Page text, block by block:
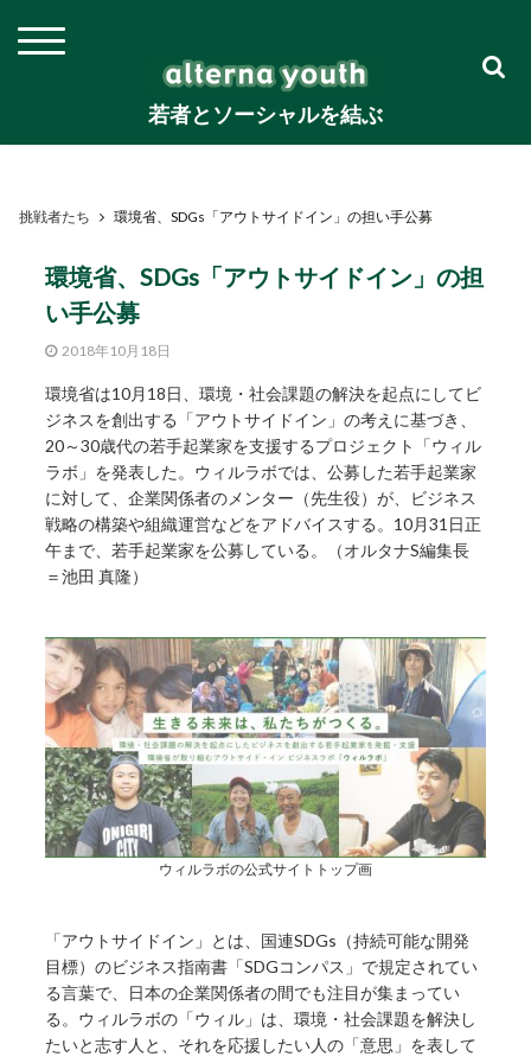
若者とソーシャルを結ぶ
挑戦者たち 環境省、SDGs「アウトサイドイン」の担い手公募
環境省、SDGs「アウトサイドイン」の担
い手公募
2018年10月18日
環境省は10月18日、環境・社会課題の解決を起点にしてビ
ジネスを創出する「アウトサイドイン」の考えに基づき、
20～30歳代の若手起業家を支援するプロジェクト「ウィル
ラボ」を発表した。ウィルラボでは、公募した若手起業家
に対して、企業関係者のメンター（先生役）が、ビジネス
戦略の構築や組織運営などをアドバイスする。10月31日正
午まで、若手起業家を公募している。（オルタナS編集長
＝池田 真隆）
ウィルラボの公式サイトトップ画
「アウトサイドイン」とは、国連SDGs（持続可能な開発
目標）のビジネス指南書「SDGコンパス」で規定されてい
る言葉で、日本の企業関係者の間でも注目が集まってい
る。ウィルラボの「ウィル」は、環境・社会課題を解決し
たいと志す人と、それを応援したい人の「意思」を表して